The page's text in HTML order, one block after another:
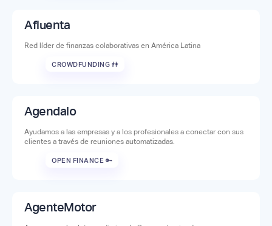
Afluenta
Red líder de finanzas colaborativas en América Latina
CROWDFUNDING 👫
Agendalo
Ayudamos a las empresas y a los profesionales a conectar con sus
clientes a través de reuniones automatizadas.
OPEN FINANCE 🔑
AgenteMotor